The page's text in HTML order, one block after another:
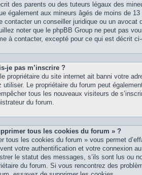
des parents ou des tuteurs légaux des
également aux mineurs âgés de moins de
contacter un conseiller juridique ou un avocat
noter que le phpBB Group ne peut pas
à contacter, excepté pour ce qui est décrit
je pas m’inscrire ?
propriétaire du site internet ait banni votre
utiliser. Le propriétaire du forum peut
tous les nouveaux visiteurs de
du forum.
tous les cookies du forum » ?
tous les cookies du forum » vous permet
votre authentification et votre connexion
le statut des messages, s’ils sont lus ou
du forum. Si vous rencontrez des